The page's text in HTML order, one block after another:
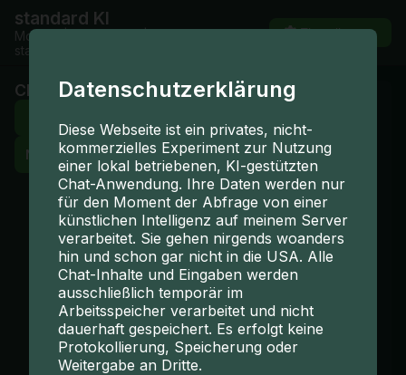
standard KI
Modell:
standard.txt
Einstellungen
Chats
Neuer Chat 1
Anwendung konnte
nicht geladen
werden. Bitte laden
Sie die Seite neu und
prüfen Sie die
Browser-Konsole
(F12).
Details:
function Please
report this to
https://github.com/m
Datenschutzerklärung
Diese Webseite ist ein privates, nicht-
kommerzielles Experiment zur Nutzung
einer lokal betriebenen, KI-gestützten
Chat-Anwendung. Ihre Daten werden nur
für den Moment der Abfrage von einer
künstlichen Intelligenz auf meinem Server
verarbeitet. Sie gehen nirgends woanders
hin und schon gar nicht in die USA. Alle
Chat-Inhalte und Eingaben werden
ausschließlich temporär im
Arbeitsspeicher verarbeitet und nicht
dauerhaft gespeichert. Es erfolgt keine
Protokollierung, Speicherung oder
Weitergabe an Dritte.